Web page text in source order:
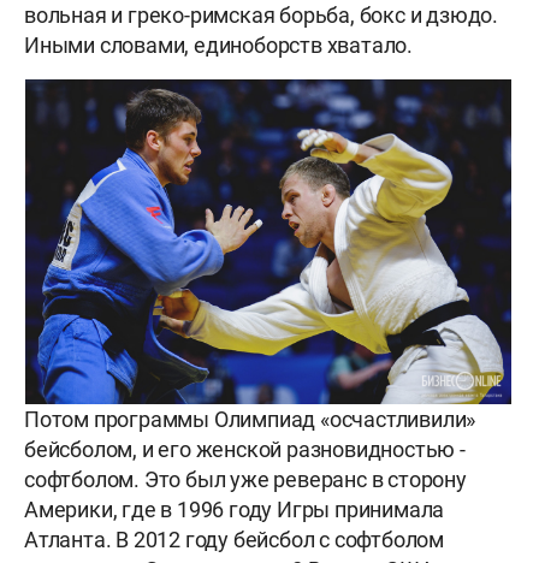
вольная и греко-римская борьба, бокс и дзюдо.
Иными словами, единоборств хватало.
Потом программы Олимпиад «осчастливили»
бейсболом, и его женской разновидностью -
софтболом. Это был уже реверанс в сторону
Америки, где в 1996 году Игры принимала
Атланта. В 2012 году бейсбол с софтболом